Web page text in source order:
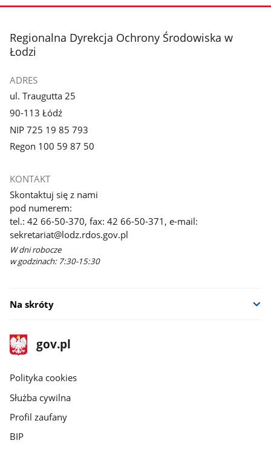
stopka
Regionalna Dyrekcja Ochrony Środowiska w
Łodzi
ADRES
ul. Traugutta 25
90-113 Łódź
NIP 725 19 85 793
Regon 100 59 87 50
KONTAKT
Skontaktuj się z nami
pod numerem:
tel.: 42 66-50-370, fax: 42 66-50-371, e-mail:
sekretariat@lodz.rdos.gov.pl
W dni robocze
w godzinach: 7:30-15:30
Na skróty
stopka
gov.pl
Strona
gov.pl
gov.pl
Polityka cookies
Służba cywilna
Profil zaufany
BIP